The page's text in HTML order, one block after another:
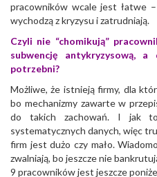
pracowników wcale jest łatwe
wychodzą z kryzysu i zatrudniają.
Czyli nie “chomikują”
subwencję antykryzysową,
potrzebni?
Możliwe, że istnieją firmy, dla
bo mechanizmy zawarte w
do takich zachowań. I jak
systematycznych danych, więc
firm jest dużo czy mało.
zwalniają, bo jeszcze nie
9 pracowników jest jeszcze